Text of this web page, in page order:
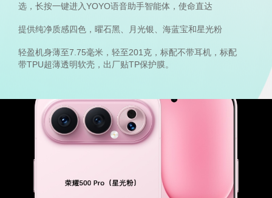
选，长按一键进入YOYO语音助手智能体，使命直达
提供纯净质感四色，曜石黑、月光银、海蓝宝和星光粉
轻盈机身薄至7.75毫米，轻至201克，标配不带耳机，标配
带TPU超薄透明软壳，出厂贴TP保护膜。